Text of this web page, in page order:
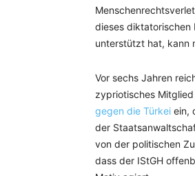
dieses diktatorischen
unterstützt hat, kann
Vor sechs Jahren
zypriotisches
gegen die Türkei ein,
der
von der politischen
dass der IStGH